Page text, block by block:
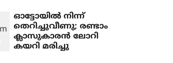
ഓട്ടോയില്‍ നിന്ന്
തെറിച്ചുവീണു; രണ്ടാം
ക്ലാസുകാരന്‍ ലോറി
കയറി മരിച്ചു